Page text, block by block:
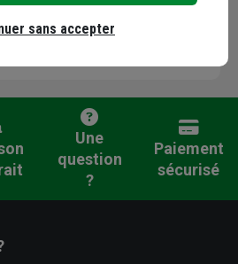
Une
question
?
Paiement
sécurisé
sans accepter